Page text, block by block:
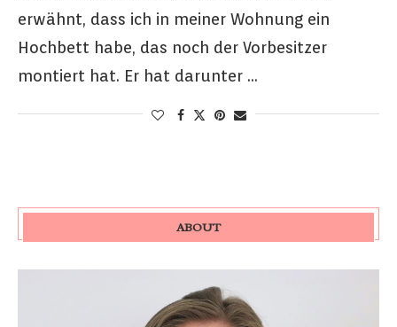
erwähnt, dass ich in meiner Wohnung ein
Hochbett habe, das noch der Vorbesitzer
montiert hat. Er hat darunter …
ABOUT